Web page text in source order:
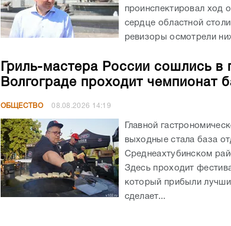
проинспектировал ход
сердце областной
ревизоры осмотрели
Гриль-мастера России сошлись в
Волгограде проходит чемпионат
ОБЩЕСТВО 08.08.2026 14:19
Главной
выходные стала база
Среднеахтубинском
Здесь проходит
который прибыли
сделает...